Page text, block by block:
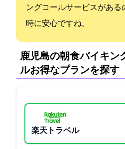
ングコールサービスがある
時に安心ですね。
鹿児島の朝食バイキン
ル:お得なプランを探す
楽天トラベル